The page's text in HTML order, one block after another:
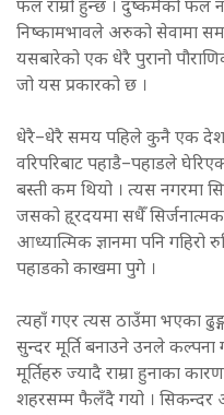
फल राम्रो हुन्छ । दुष्कर्मको फल
निष्कामभावले अरुको सेवामा
यसबारेको एक धेरै पुरानो
जो यस प्रकारको छ ।
धेरै–धेरै समय पहिले कुनै एक
वरिपरिबाट पहाडै–पहाडले
बस्ती कम थियो । त्यस नगरमा
जसको हृ्रदयमा सधैँ सिर्जनात्मक
आध्यात्मिक ज्ञानमा पनि
पहाडको काखमा पुगे ।
त्यहाँ गएर त्यस ठाउँमा भएका
सुन्दर मूर्ति बनाउने उनले
मूर्तिहरु ज्यादै राम्रा हुनाका
शहरसम्म फैलँदै गयो । सिकन्दर